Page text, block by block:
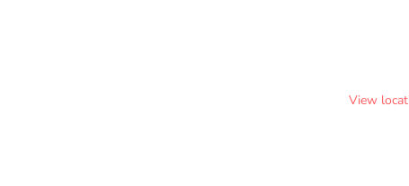
View